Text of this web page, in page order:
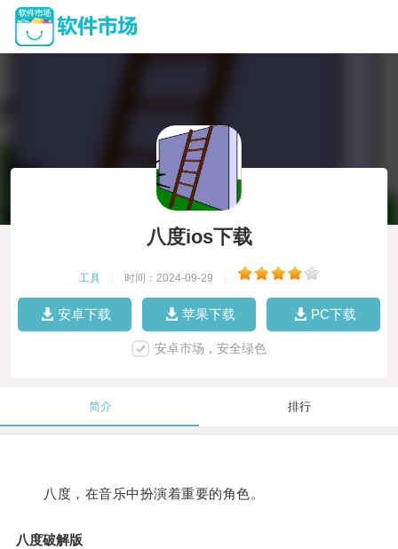
八度ios下载
工具 时间：2024-09-29
安卓下载 苹果下载 PC下载
安卓市场，安全绿色
简介 排行
八度，在音乐中扮演着重要的角色。
八度破解版